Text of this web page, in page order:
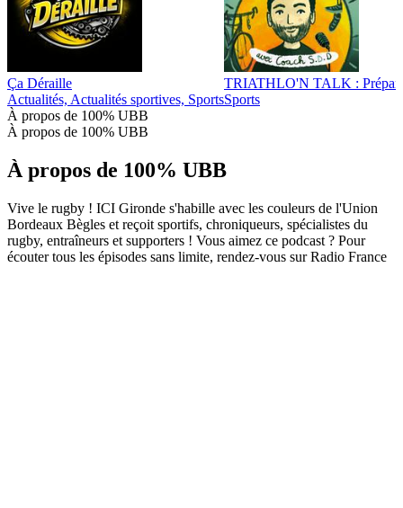
Ça Déraille
Actualités, Actualités sportives, Sports
TRIATHLO'N TALK :
Sports
À propos de 100% UBB
À propos de 100% UBB
À propos de 100% UBB
Vive le rugby ! ICI Gironde s'habille avec les couleurs de l'Union
Bordeaux Bègles et reçoit sportifs, chroniqueurs, spécialistes du
rugby, entraîneurs et supporters ! Vous aimez ce podcast ? Pour
écouter tous les épisodes sans limite, rendez-vous sur Radio France